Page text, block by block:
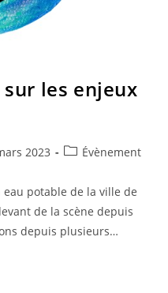
les enjeux
2023
PostÉvènement
potable de la ville de
de la scène depuis
depuis plusieurs…